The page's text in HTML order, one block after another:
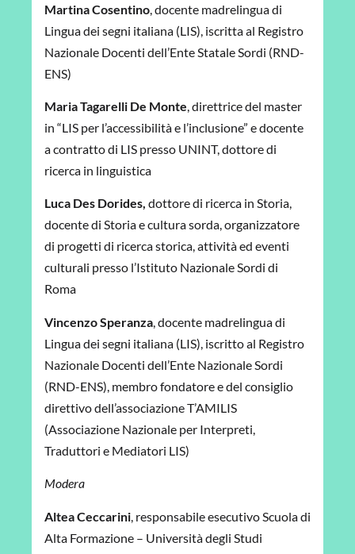
Martina Cosentino , docente madrelingua di
Lingua dei segni italiana (LIS), iscritta al Registro
Nazionale Docenti dell’Ente Statale Sordi (RND-
ENS)
Maria Tagarelli De Monte, direttrice del master
in “LIS per l’accessibilità e l’inclusione” e docente
a contratto di LIS presso UNINT, dottore di
ricerca in linguistica
Luca Des Dorides, dottore di ricerca in Storia,
docente di Storia e cultura sorda, organizzatore
di progetti di ricerca storica, attività ed eventi
culturali presso l’Istituto Nazionale Sordi di
Roma
Vincenzo Speranza , docente madrelingua di
Lingua dei segni italiana (LIS), iscritto al Registro
Nazionale Docenti dell’Ente Nazionale Sordi
(RND-ENS), membro fondatore e del consiglio
direttivo dell’associazione T’AMILIS
(Associazione Nazionale per Interpreti,
Traduttori e Mediatori LIS)
Modera
Altea Ceccarini , responsabile esecutivo Scuola di
Alta Formazione – Università degli Studi